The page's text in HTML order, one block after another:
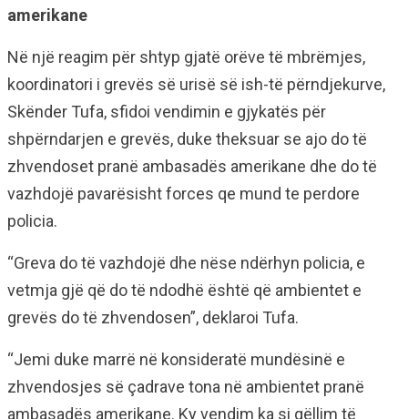
amerikane
Në një reagim për shtyp gjatë orëve të mbrëmjes,
koordinatori i grevës së urisë së ish-të përndjekurve,
Skënder Tufa, sfidoi vendimin e gjykatës për
shpërndarjen e grevës, duke theksuar se ajo do të
zhvendoset pranë ambasadës amerikane dhe do të
vazhdojë pavarësisht forces qe mund te perdore
policia.
“Greva do të vazhdojë dhe nëse ndërhyn policia, e
vetmja gjë që do të ndodhë është që ambientet e
grevës do të zhvendosen”, deklaroi Tufa.
“Jemi duke marrë në konsideratë mundësinë e
zhvendosjes së çadrave tona në ambientet pranë
ambasadës amerikane. Ky vendim ka si qëllim të